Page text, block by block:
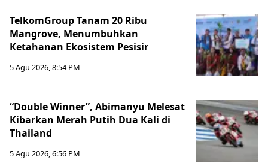
TelkomGroup Tanam 20 Ribu
Mangrove, Menumbuhkan
Ketahanan Ekosistem Pesisir
5 Agu 2026, 8:54 PM
“Double Winner”, Abimanyu Melesat
Kibarkan Merah Putih Dua Kali di
Thailand
5 Agu 2026, 6:56 PM